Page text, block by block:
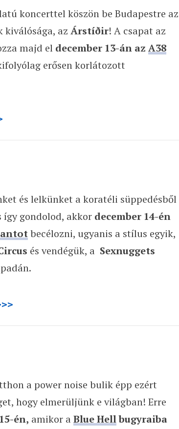
koncerttel köszön be Budapestre az
kiválósága, az Árstíðir! A csapat az
majd el december 13-án az A38
erősen korlátozott
és lelkünket a koratéli süppedésből
gondolod, akkor december 14-én
becélozni, ugyanis a stílus egyik,
és vendégük, a Sexnuggets
a power noise bulik épp ezért
hogy elmerüljünk e világban! Erre
én, amikor a Blue Hellbugyraiba